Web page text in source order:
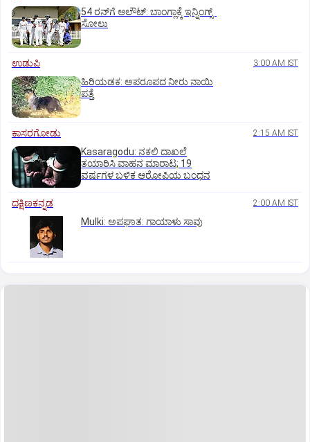
54 ರನ್‌ಗೆ ಆಲೌಟ್‌: ಬಾಂಗ್ಲಾಕ್ಕೆ ಇನ್ನಿಂಗ್ಸ್‌
ಸೋಲು
ಉಡುಪಿ 3:00 AM IST
ಹಿರಿಯಡಕ: ಅಪರೂಪದ ನೀರು ನಾಯಿ
ಪತ್ತೆ
ಕಾಸರಗೋಡು 2:15 AM IST
Kasaragodu: ನಕಲಿ ದಾಖಲೆ
ತಯಾರಿಸಿ ವಾಹನ ಮಾರಾಟ; 19
ವರ್ಷಗಳ ಬಳಿಕ ಆರೋಪಿಯ ಬಂಧನ
ದಕ್ಷಿಣಕನ್ನಡ 2:00 AM IST
Mulki: ಅಪಘಾತ: ಗಾಯಾಳು ಸಾವು